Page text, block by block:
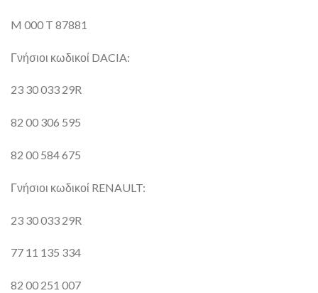
M 000 T 87881
Γνήσιοι κωδικοί DACIA:
23 30 033 29R
82 00 306 595
82 00 584 675
Γνήσιοι κωδικοί RENAULT:
23 30 033 29R
77 11 135 334
82 00 251 007